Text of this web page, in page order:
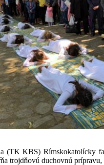
(TK KBS) Rímskokatolícky
trojdňovú duchovnú